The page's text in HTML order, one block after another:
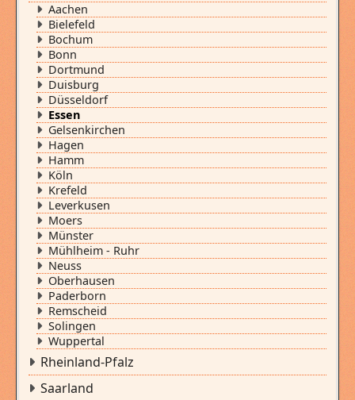
Aachen
Bielefeld
Bochum
Bonn
Dortmund
Duisburg
Düsseldorf
Essen
Gelsenkirchen
Hagen
Hamm
Köln
Krefeld
Leverkusen
Moers
Münster
Mühlheim - Ruhr
Neuss
Oberhausen
Paderborn
Remscheid
Solingen
Wuppertal
Rheinland-Pfalz
Saarland